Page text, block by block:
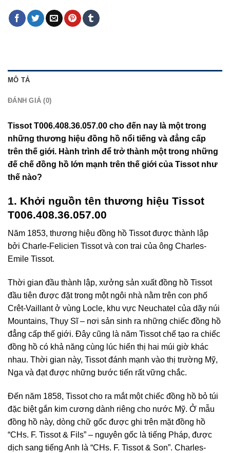
MÔ TẢ
ĐÁNH GIÁ (0)
Tissot T006.408.36.057.00 cho đến nay là một trong
những thương hiệu đồng hồ nổi tiếng và đẳng cấp
trên thế giới. Hành trình để trở thành một trong những
đế chế đồng hồ lớn mạnh trên thế giới của Tissot như
thế nào?
1. Khởi nguồn tên thương hiệu Tissot
T006.408.36.057.00
Năm 1853, thương hiệu đồng hồ Tissot được thành lập
bởi Charle-Felicien Tissot và con trai của ông Charles-
Emile Tissot.
Thời gian đầu thành lập, xưởng sản xuất đồng hồ Tissot
đầu tiên được đặt trong một ngôi nhà nằm trên con phố
Crêt-Vaillant ở vùng Locle, khu vực Neuchatel của dãy núi
Mountains, Thụy Sĩ – nơi sản sinh ra những chiếc đồng hồ
đẳng cấp thế giới. Đây cũng là năm Tissot chế tạo ra chiếc
đồng hồ có khả năng cùng lúc hiển thị hai múi giờ khác
nhau. Thời gian này, Tissot đánh mạnh vào thị trường Mỹ,
Nga và đạt được những bước tiến rất vững chắc.
Đến năm 1858, Tissot cho ra mắt một chiếc đồng hồ bỏ túi
đặc biệt gắn kim cương dành riêng cho nước Mỹ. Ở mẫu
đồng hồ này, dòng chữ gốc được ghi trên mặt đồng hồ
“CHs. F. Tissot & Fils” – nguyên gốc là tiếng Pháp, được
dịch sang tiếng Anh là “CHs. F. Tissot & Son”. Charles-